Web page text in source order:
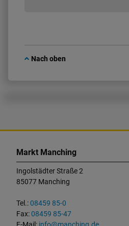
Nach oben
Markt Manching
Ingolstädter Straße 2
85077 Manching
Tel.:08459 85-0
Fax:08459 85-47